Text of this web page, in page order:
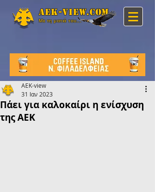
Aek-view.com
Με τη ματιά του...
Πάει για καλοκαίρι η ενίσχυση
της ΑΕΚ
AEK-view
31 Ιαν 2023